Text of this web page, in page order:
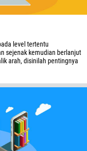
level tertentu
sejenak kemudian berlanjut
arah, disinilah pentingnya